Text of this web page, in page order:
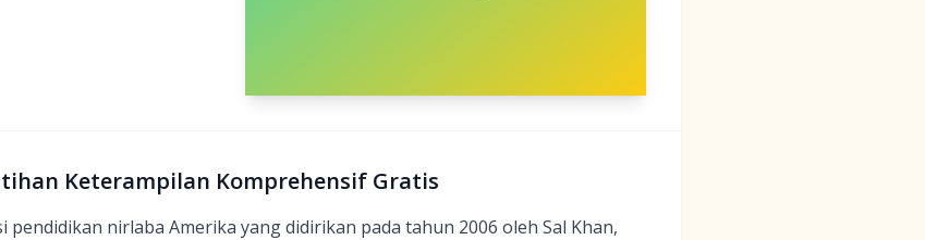
Keterampilan Komprehensif Gratis
pendidikan nirlaba Amerika yang didirikan pada tahun 2006 oleh Sal Khan,